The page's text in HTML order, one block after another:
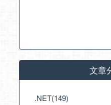
文章
.NET(149)